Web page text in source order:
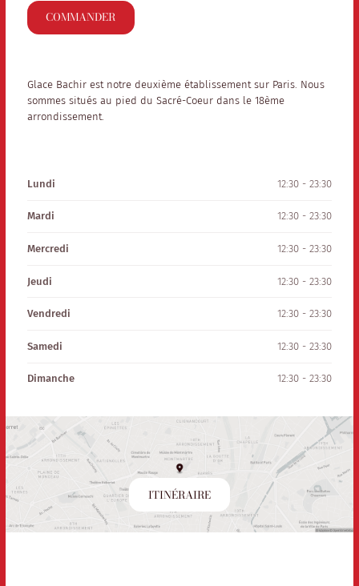
COMMANDER
Glace Bachir est notre deuxième établissement sur Paris. Nous
sommes situés au pied du Sacré-Coeur dans le 18ème
arrondissement.
Lundi 12:30 - 23:30
Mardi 12:30 - 23:30
Mercredi 12:30 - 23:30
Jeudi 12:30 - 23:30
Vendredi 12:30 - 23:30
Samedi 12:30 - 23:30
Dimanche 12:30 - 23:30
ITINÉRAIRE